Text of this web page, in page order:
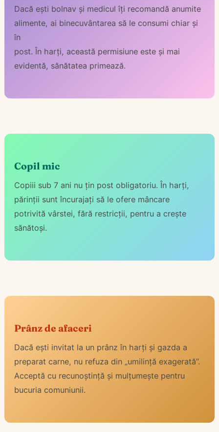
Dacă ești bolnav și medicul îți recomandă anumite
alimente, ai binecuvântarea să le consumi chiar și
în
post. În harți, această permisiune este și mai
evidentă, sănătatea primează.
Copil mic
Copiii sub 7 ani nu țin post obligatoriu. În harți,
părinții sunt încurajați să le ofere mâncare
potrivită vârstei, fără restricții, pentru a crește
sănătoși.
Prânz de afaceri
Dacă ești invitat la un prânz în harți și gazda a
preparat carne, nu refuza din „umilință exagerată”.
Acceptă cu recunoștință și mulțumește pentru
bucuria comuniunii.